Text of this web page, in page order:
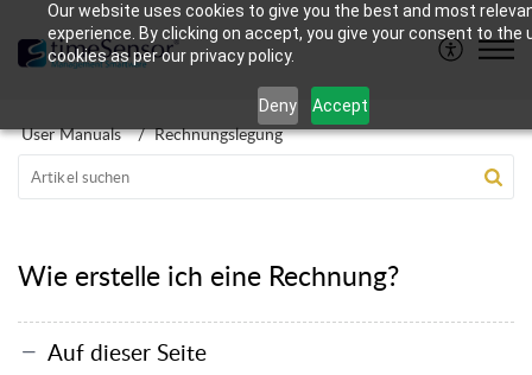
Our website uses cookies to give you the best and most
experience. By clicking on accept, you give your consent to the
cookies as per our privacy policy.
Deny Accept
User Manuals Rechnungslegung
Wie erstelle ich eine Rechnung?
Auf dieser Seite